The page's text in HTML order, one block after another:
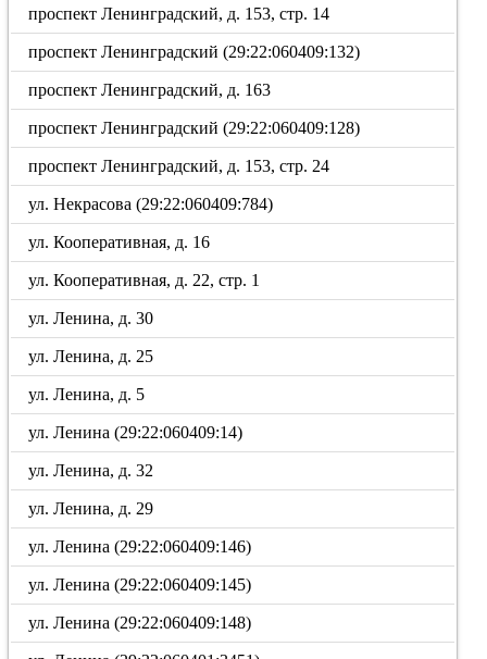
проспект Ленинградский, д. 153, стр. 14
проспект Ленинградский (29:22:060409:132)
проспект Ленинградский, д. 163
проспект Ленинградский (29:22:060409:128)
проспект Ленинградский, д. 153, стр. 24
ул. Некрасова (29:22:060409:784)
ул. Кооперативная, д. 16
ул. Кооперативная, д. 22, стр. 1
ул. Ленина, д. 30
ул. Ленина, д. 25
ул. Ленина, д. 5
ул. Ленина (29:22:060409:14)
ул. Ленина, д. 32
ул. Ленина, д. 29
ул. Ленина (29:22:060409:146)
ул. Ленина (29:22:060409:145)
ул. Ленина (29:22:060409:148)